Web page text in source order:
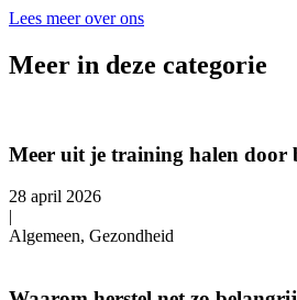
Lees meer over ons
Meer in deze categorie
Meer uit je training halen door
28 april 2026
|
Algemeen, Gezondheid